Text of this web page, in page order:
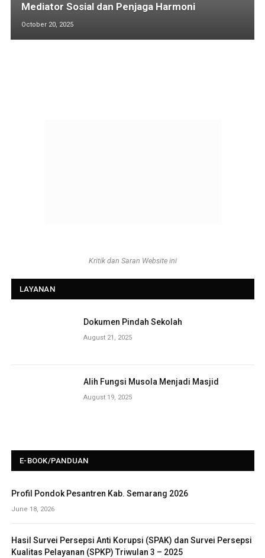
Mediator Sosial dan Penjaga Harmoni
October 20, 2025
Kritik dan Saran Website ini
LAYANAN
Dokumen Pindah Sekolah
August 21, 2025
Alih Fungsi Musola Menjadi Masjid
August 19, 2025
E-BOOK/PANDUAN
Profil Pondok Pesantren Kab. Semarang 2026
June 18, 2026
Hasil Survei Persepsi Anti Korupsi (SPAK) dan Survei Persepsi
Kualitas Pelayanan (SPKP) Triwulan 3 – 2025